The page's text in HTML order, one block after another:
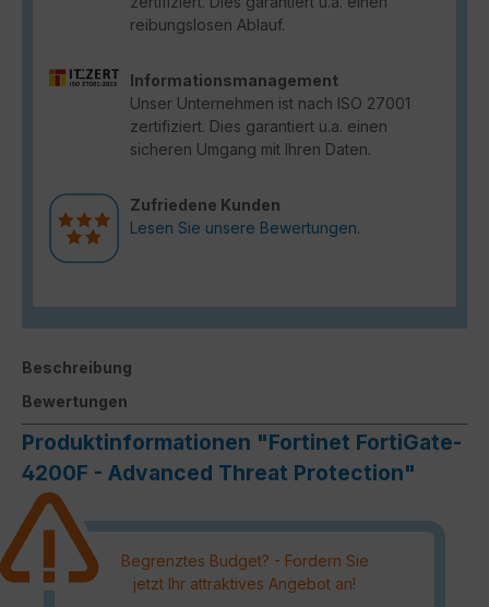
reibungslosen Ablauf.
Informationsmanagement
Unser Unternehmen ist nach ISO 27001
zertifiziert. Dies garantiert u.a. einen
sicheren Umgang mit Ihren Daten.
Zufriedene Kunden
Lesen Sie unsere Bewertungen.
Beschreibung
Bewertungen
Produktinformationen "Fortinet FortiGate-
4200F - Advanced Threat Protection"
Begrenztes Budget? - Fordern Sie
jetzt Ihr attraktives Angebot an!